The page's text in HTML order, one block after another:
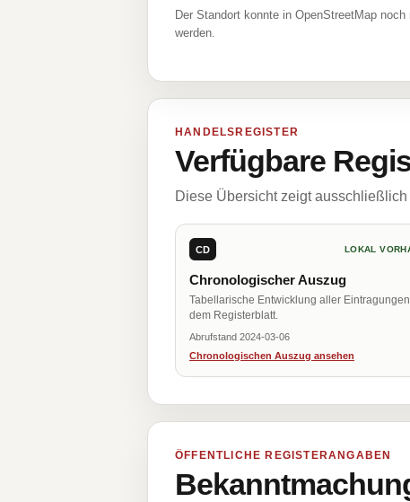
Der Standort konnte in OpenStreetMap
werden.
HANDELSREGISTER
Verfügbare
Diese Übersicht zeigt
CD LOKAL
Chronologischer Auszug
Tabellarische Entwicklung aller
dem Registerblatt.
Abrufstand 2024-03-06
Chronologischen Auszug ansehen
ÖFFENTLICHE REGISTERANGABEN